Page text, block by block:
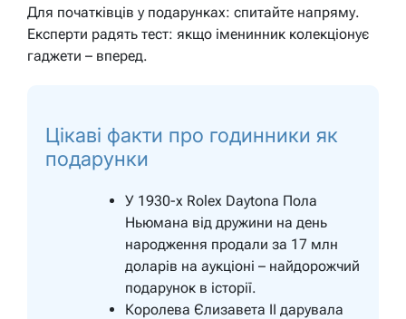
Для початківців у подарунках: спитайте напряму.
Експерти радять тест: якщо іменинник колекціонує
гаджети – вперед.
Цікаві факти про годинники як
подарунки
У 1930-х Rolex Daytona Пола
Ньюмана від дружини на день
народження продали за 17 млн
доларів на аукціоні – найдорожчий
подарунок в історії.
Королева Єлизавета II дарувала